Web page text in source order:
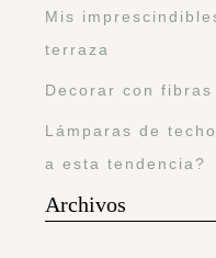
Mis
terraza
Decorar con
Lámparas de
a esta tendencia?
Archivos